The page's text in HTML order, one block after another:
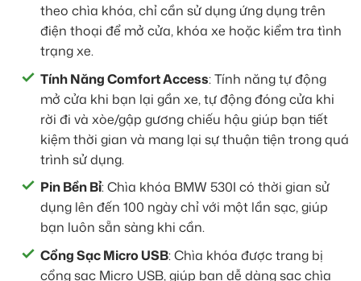
theo chìa khóa, chỉ cần sử dụng ứng dụng trên
điện thoại để mở cửa, khóa xe hoặc kiểm tra tình
trạng xe.
Tính Năng Comfort Access: Tính năng tự động
mở cửa khi bạn lại gần xe, tự động đóng cửa khi
rời đi và xòe/gập gương chiếu hậu giúp bạn tiết
kiệm thời gian và mang lại sự thuận tiện trong quá
trình sử dụng.
Pin Bền Bỉ: Chìa khóa BMW 530I có thời gian sử
dụng lên đến 100 ngày chỉ với một lần sạc, giúp
bạn luôn sẵn sàng khi cần.
Cổng Sạc Micro USB: Chìa khóa được trang bị
cổng sạc Micro USB, giúp bạn dễ dàng sạc chìa